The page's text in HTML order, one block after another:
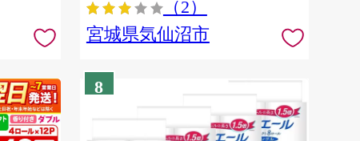
（2）
宮城県気仙沼市
8